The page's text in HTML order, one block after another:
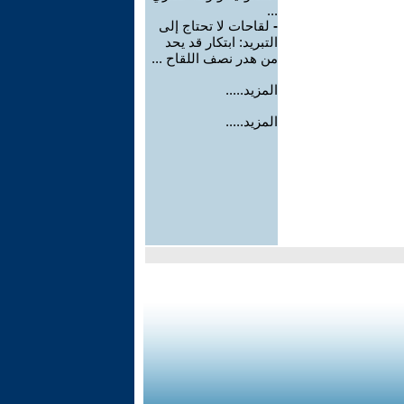
...
- لقاحات لا تحتاج إلى
التبريد: ابتكار قد يحد
من هدر نصف اللقاح ...
المزيد.....
المزيد.....